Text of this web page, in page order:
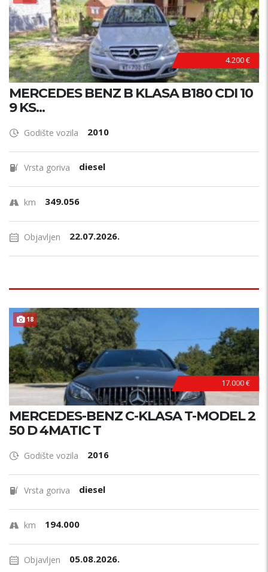
4.200 €
MERCEDES BENZ B KLASA B180 CDI 10
9 KS...
Godište vozila 2010
Vrsta goriva diesel
km 349.056
Objavljen 22.07.2026.
18
17.000 €
MERCEDES-BENZ C-KLASA T-MODEL 2
50 D 4MATIC T
Godište vozila 2016
Vrsta goriva diesel
km 194.000
Objavljen 05.08.2026.